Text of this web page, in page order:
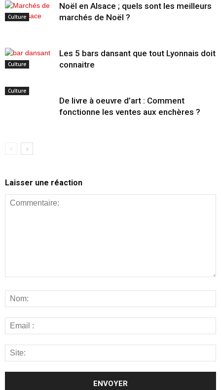
Culture
Noël en Alsace ; quels sont les meilleurs
marchés de Noël ?
Culture
Les 5 bars dansant que tout Lyonnais doit
connaitre
Culture
De livre à oeuvre d’art : Comment
fonctionne les ventes aux enchères ?
Laisser une réaction